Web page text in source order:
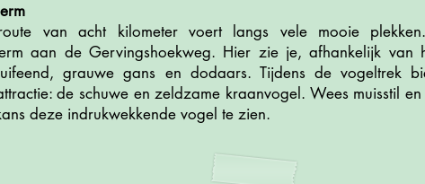
van acht kilometer voert langs vele mooie
aan de Gervingshoekweg. Hier zie je, afhankelijk van
grauwe gans en dodaars. Tijdens de vogeltrek
de schuwe en zeldzame kraanvogel. Wees muisstil
deze indrukwekkende vogel te zien.